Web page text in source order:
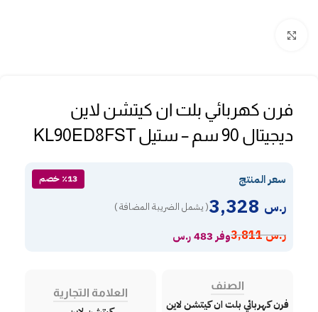
فرن كهربائي بلت ان كيتشن لاين
ديجيتال 90 سم – ستيل KL90ED8FST
سعر المنتج ٪13 خصم
ر.س ( يشمل الضريبة المضافة )
ر.س3,811 وفر 483 ر.س
الصنف
فرن كهربائي بلت ان كيتشن لاين
العلامة التجارية